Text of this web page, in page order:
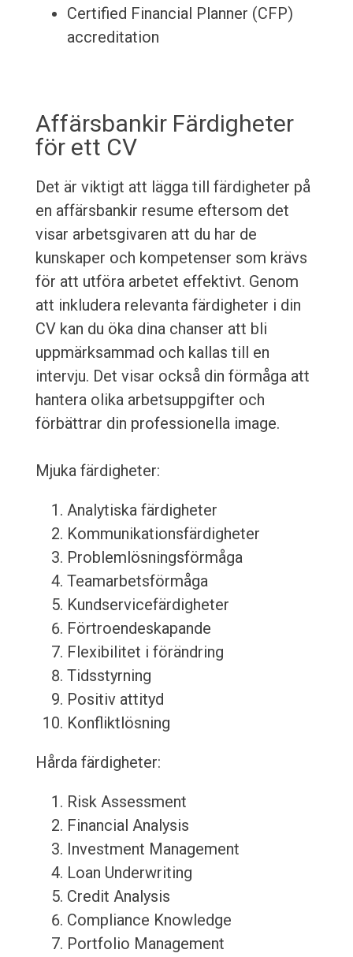
Certified Financial Planner (CFP)
accreditation
Affärsbankir Färdigheter
för ett CV
Det är viktigt att lägga till färdigheter på
en affärsbankir resume eftersom det
visar arbetsgivaren att du har de
kunskaper och kompetenser som krävs
för att utföra arbetet effektivt. Genom
att inkludera relevanta färdigheter i din
CV kan du öka dina chanser att bli
uppmärksammad och kallas till en
intervju. Det visar också din förmåga att
hantera olika arbetsuppgifter och
förbättrar din professionella image.
Mjuka färdigheter:
Analytiska färdigheter
Kommunikationsfärdigheter
Problemlösningsförmåga
Teamarbetsförmåga
Kundservicefärdigheter
Förtroendeskapande
Flexibilitet i förändring
Tidsstyrning
Positiv attityd
Konfliktlösning
Hårda färdigheter:
Risk Assessment
Financial Analysis
Investment Management
Loan Underwriting
Credit Analysis
Compliance Knowledge
Portfolio Management